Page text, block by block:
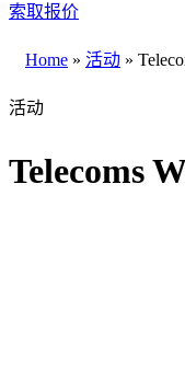
索取报价
Home » 活动 »
活动
Telecoms